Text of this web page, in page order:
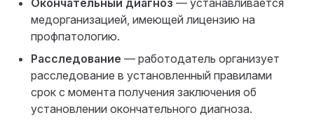
медорганизацией, имеющей лицензию на
профпатологию.
Расследование — работодатель организует
расследование в установленный правилами
срок с момента получения заключения об
установлении окончательного диагноза.